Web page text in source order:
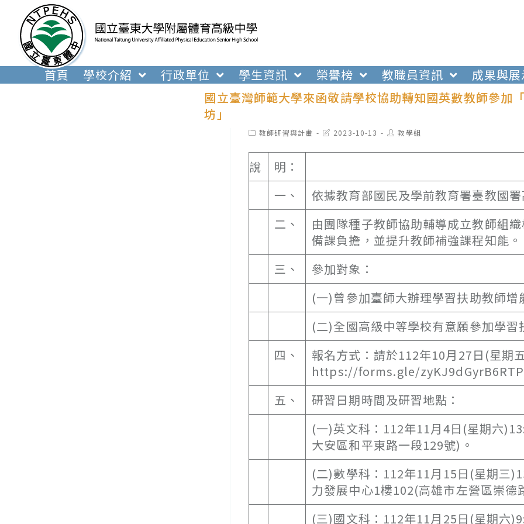
內
首頁 學校介紹 行政單位 學生資訊 榮譽榜 教職員資訊
成果與
國立臺灣師範大學來函敬請學校協助轉知國英數教師參加
坊」
Post教師研習與計畫
Post2023-10-13
Post教學組
說
明：
一、
依據教育部國民及學前教育署臺教國
二、
由團隊種子教師協助輔導成立教師組
備課負擔，並提升教師補強課程知能。
三、
參加對象：
(一)曾參加臺師大辦理學習扶助教師
(二)全國高級中等學校有意願參加學
四、
報名方式：請於112年10月27日(星期
https://forms.gle/
五、
研習日期時間及研習地點：
(一)英文科：112年11月4日(星期六
大安區和平東路一段129號)。
(二)數學科：112年11月15日(星期三
力發展中心1樓102(高雄市左營區崇德
(三)國文科：112年11月25日(星期六